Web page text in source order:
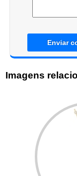
Enviar
Imagens